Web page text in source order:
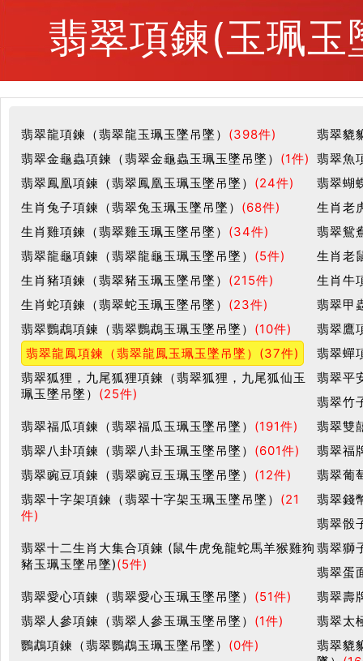
翡翠項鍊(玉珮
翡翠龍項鍊（翡翠龍玉珮玉墜吊墜） (398件)
翡翠貔
翡翠金龜蟲項鍊（翡翠金龜蟲玉珮玉墜吊墜） (1件) 翡翠魚
翡翠鳳凰項鍊（翡翠鳳凰玉珮玉墜吊墜） (24件)
翡翠蝴
生肖兔子項鍊（翡翠兔玉珮玉墜吊墜） (68件)
生肖老
生肖雞項鍊（翡翠雞玉珮玉墜吊墜） (34件)
翡翠鴛
翡翠龍龜項鍊（翡翠龍龜玉珮玉墜吊墜） (5件)
生肖老
生肖豬項鍊（翡翠豬玉珮玉墜吊墜） (215件)
生肖牛
生肖蛇項鍊（翡翠蛇玉珮玉墜吊墜） (23件)
翡翠甲
翡翠鸚鵡項鍊（翡翠鸚鵡玉珮玉墜吊墜） (10件)
翡翠鷹
翡翠龍鳳項鍊（翡翠龍鳳玉珮玉墜吊墜） (37件)
翡翠蟬
翡翠狐狸，九尾狐狸項鍊（翡翠狐狸，九尾狐仙玉
珮玉墜吊墜） (25件)
翡翠平
翡翠竹
翡翠福瓜項鍊（翡翠福瓜玉珮玉墜吊墜） (191件)
翡翠雙
翡翠八卦項鍊（翡翠八卦玉珮玉墜吊墜） (601件)
翡翠福
翡翠豌豆項鍊（翡翠豌豆玉珮玉墜吊墜） (12件)
翡翠葡
翡翠十字架項鍊（翡翠十字架玉珮玉墜吊墜） (21
件)
翡翠錢
翡翠骰
翡翠十二生肖大集合項鍊 (鼠牛虎兔龍蛇馬羊猴雞狗
豬玉珮玉墜吊墜)(5件)
翡翠獅
翡翠蛋
翡翠愛心項鍊（翡翠愛心玉珮玉墜吊墜） (51件)
翡翠壽
翡翠人參項鍊（翡翠人參玉珮玉墜吊墜） (1件)
翡翠太
鸚鵡項鍊（翡翠鸚鵡玉珮玉墜吊墜） (0件)
翡翠貔